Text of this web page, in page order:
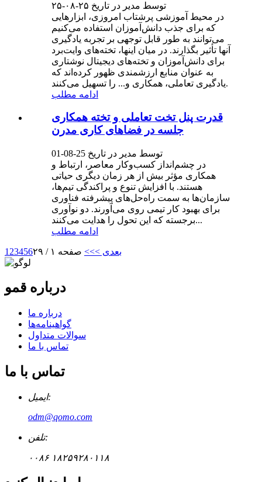
توسط مدیر در تاریخ ۲۵-۰۸-۲۵
در محیط آموزشی پرشتاب امروزی، ابزارهایی
که برای جذب دانش‌آموزان استفاده می‌کنیم
می‌توانند به طور قابل توجهی بر تجربه یادگیری
آنها تأثیر بگذارند. در میان اینها، تخته‌های وایت‌برد
برای دانش‌آموزان و تخته‌های دیجیتال نوشتاری
به عنوان منابع ارزشمندی ظهور کرده‌اند که
یادگیری تعاملی، همکاری و... را تسهیل می‌کنند.
ادامه مطلب
قدرت پنل تخت تعاملی و تخته همکاری
جلسه در فضاهای کاری مدرن
توسط مدیر در تاریخ 25-08-01
در چشم‌انداز کسب‌وکار معاصر، ارتباط و
همکاری مؤثر بیش از هر زمان دیگری حیاتی
هستند. با افزایش تنوع و پراکندگی تیم‌ها،
سازمان‌ها به سمت راه‌حل‌های پیشرفته فناوری
برای بهبود کار تیمی روی می‌آورند. دو نوآوری
برجسته که این تحول را هدایت می‌کنند...
ادامه مطلب
1 23456 بعدی >>> صفحه ۱ / ۲۹
درباره قمو
درباره ما
گواهینامه‌ها
سوالات متداول
تماس با ما
تماس با ما
ایمیل:
odm@qomo.com
تلفن:
۰۰۸۶ ۱۸۲۵۹۲۸۰۱۱۸